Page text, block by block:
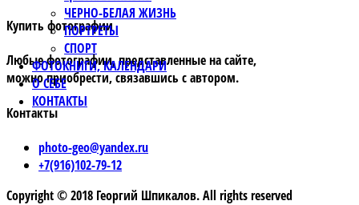
ЧЕРНО-БЕЛАЯ ЖИЗНЬ
ПОРТРЕТЫ
СПОРТ
ФОТОКНИГИ, КАЛЕНДАРИ
О СЕБЕ
КОНТАКТЫ
Купить фотографии
Любые фотографии, представленные на сайте,
можно приобрести, связавшись с автором.
Контакты
photo-geo@yandex.ru
+7(916)102-79-12
Copyright © 2018 Георгий Шпикалов. All rights reserved